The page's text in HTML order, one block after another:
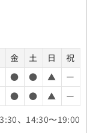
金 土 日
祝
● ● ▲
ー
● ● ▲
ー
、14:30〜19:00